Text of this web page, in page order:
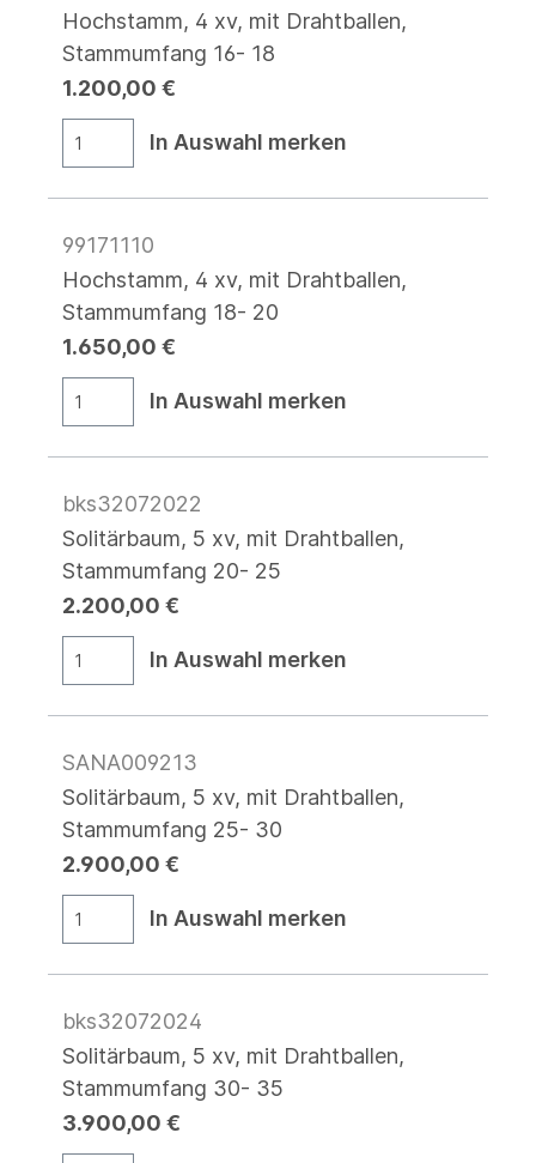
Hochstamm, 4 xv, mit Drahtballen,
Stammumfang 16- 18
1.200,00 €
In Auswahl merken
99171110
Hochstamm, 4 xv, mit Drahtballen,
Stammumfang 18- 20
1.650,00 €
In Auswahl merken
bks32072022
Solitärbaum, 5 xv, mit Drahtballen,
Stammumfang 20- 25
2.200,00 €
In Auswahl merken
SANA009213
Solitärbaum, 5 xv, mit Drahtballen,
Stammumfang 25- 30
2.900,00 €
In Auswahl merken
bks32072024
Solitärbaum, 5 xv, mit Drahtballen,
Stammumfang 30- 35
3.900,00 €